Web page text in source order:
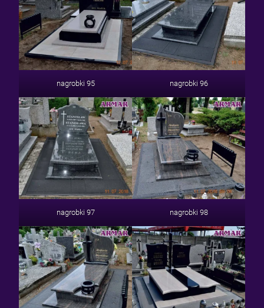
nagrobki 95 nagrobki 96
nagrobki 97 nagrobki 98